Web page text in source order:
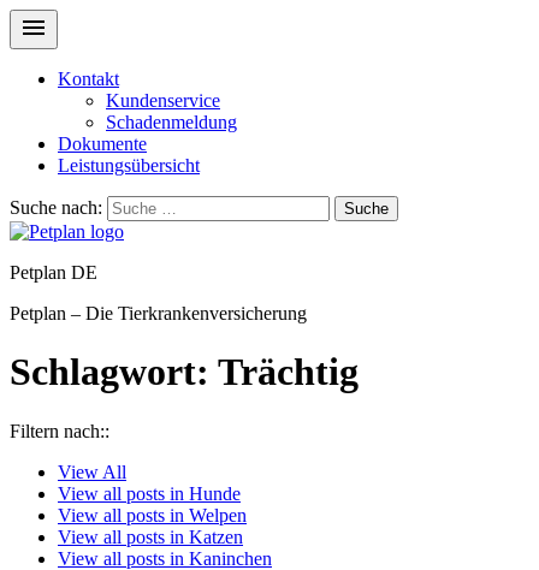
Kontakt
Kundenservice
Schadenmeldung
Dokumente
Leistungsübersicht
Suche nach: Suche
Petplan DE
Petplan – Die Tierkrankenversicherung
Schlagwort: Trächtig
Filtern nach::
View All
View all posts in Hunde
View all posts in Welpen
View all posts in Katzen
View all posts in Kaninchen